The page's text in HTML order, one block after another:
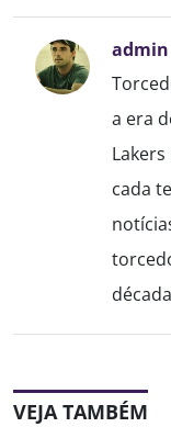
admin
a era
cada
VEJA TAMBÉM